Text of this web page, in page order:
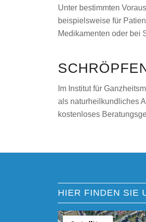
Unter bestimmten
beispielsweise für
Medikamenten oder bei
Im Institut für
als naturheilkundliches
kostenloses
HIER FINDEN SIE